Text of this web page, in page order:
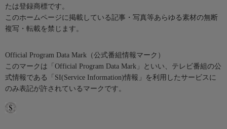
たは登録商標です。
このホームページに掲載している記事・写真等あらゆる素材の無断
複写・転載を禁じます。
Official Program Data Mark（公式番組情報マーク）
このマークは「Official Program Data Mark」といい、テレビ番組の公
式情報である「SI(Service Information)情報」を利用したサービスに
のみ表記が許されているマークです。